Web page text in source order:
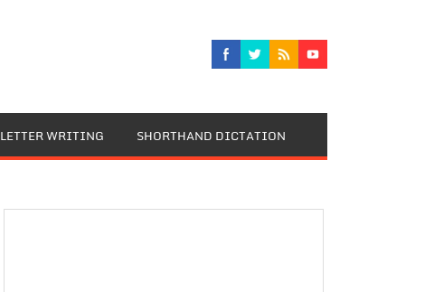
LETTER WRITING SHORTHAND DICTATION